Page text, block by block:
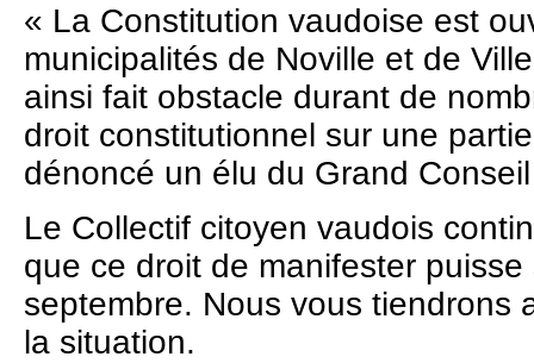
« La Constitution vaudoise est
municipalités de Noville et de
ainsi fait obstacle durant de
droit constitutionnel sur une
dénoncé un élu du Grand
Le Collectif citoyen vaudois
que ce droit de manifester puisse
septembre. Nous vous tiendrons
la situation.